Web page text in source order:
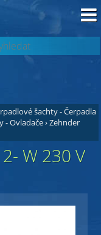
šachty - Čerpadla
- Ovladače›Zehnder
W 230 V